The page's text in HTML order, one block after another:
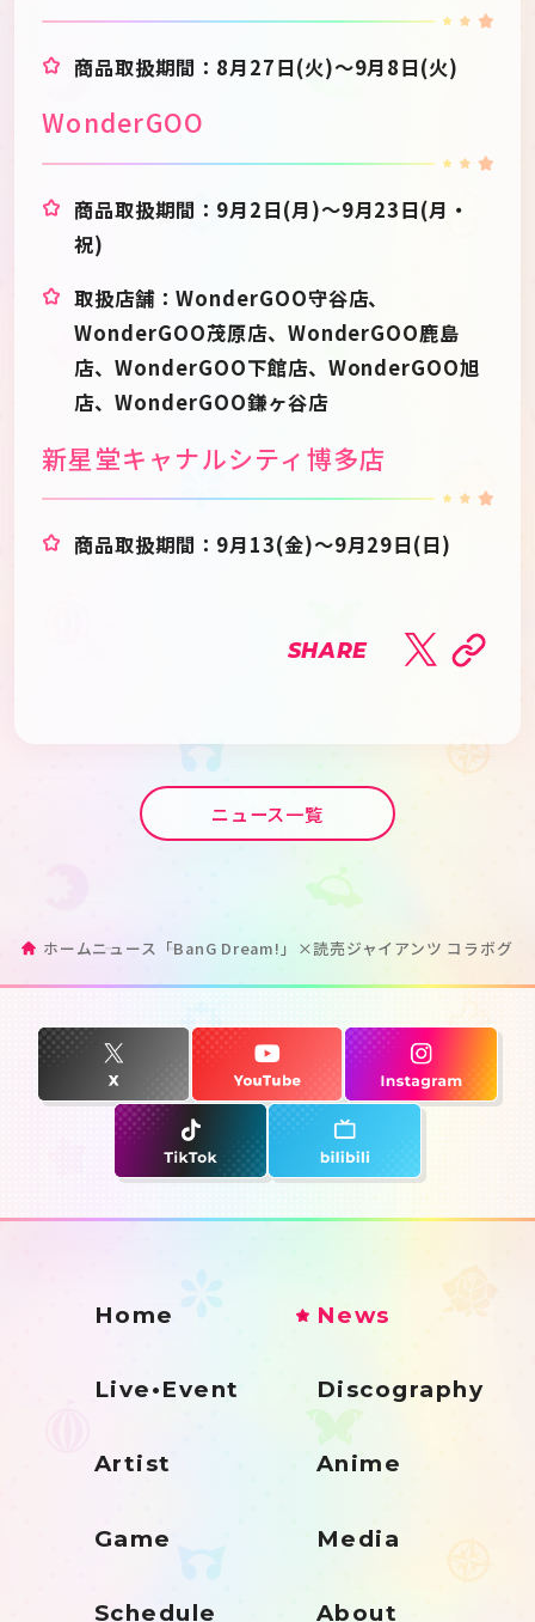
商品取扱期間：8月27日(火)～9月8日(火)
WonderGOO
商品取扱期間：9月2日(月)～9月23日(月・
祝)
取扱店舗：WonderGOO守谷店、
WonderGOO茂原店、WonderGOO鹿島
店、WonderGOO下館店、WonderGOO旭
店、WonderGOO鎌ヶ谷店
新星堂キャナルシティ博多店
商品取扱期間：9月13(金)～9月29日(日)
SHARE
ニュース一覧
ホームニュース 「BanG Dream!」×読売ジャイアンツ コラボグッ
Home News
Live•Event Discography
Artist Anime
Game Media
Schedule About